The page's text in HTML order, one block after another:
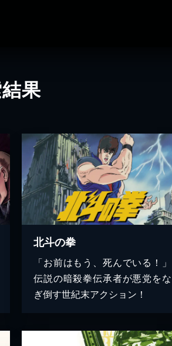
果
北斗の拳
「お前はもう、死んでいる！」
伝説の暗殺拳伝承者が悪党をな
ぎ倒す世紀末アクション！